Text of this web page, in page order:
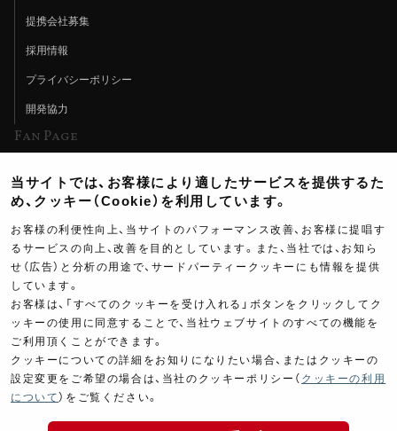
提携会社募集
採用情報
プライバシーポリシー
開発協力
Fan Page
ヨシムラTV
イベント情報
イベントスケジュール
ツーリングブレイクタイム
製品ポスター
当サイトでは、お客様により適したサービスを提供するた
め、クッキー（Cookie）を利用しています。
お客様の利便性向上、当サイトのパフォーマンス改善、お客様に提唱す
るサービスの向上、改善を目的としています。また、当社では、お知ら
せ（広告）と分析の用途で、サードパーティークッキーにも情報を提供
しています。
お客様は、「すべてのクッキーを受け入れる」ボタンをクリックしてク
ッキーの使用に同意することで、当社ウェブサイトのすべての機能を
ご利用頂くことができます。
クッキーについての詳細をお知りになりたい場合、またはクッキーの
設定変更をご希望の場合は、当社のクッキーポリシー（ クッキーの利用
について ）をご覧ください。